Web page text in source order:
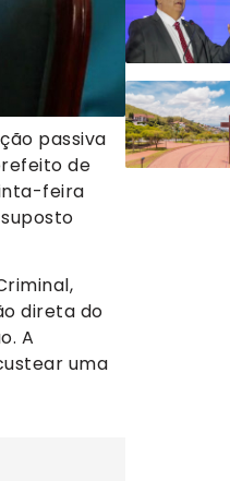
passiva
de
feira
direta do
A
uma